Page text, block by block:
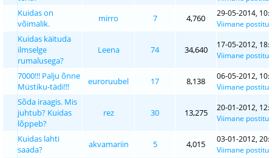
Kuidas on
võimalik.
mirro 7 4,760
29-05-2014,
Viimane postitus
Kuidas käituda
ilmselge
rumalusega?
Leena 74 34,640
17-05-2012,
Viimane postitus
7000!!! Palju õnne
Müstiku-tädi!!!
euroruubel 17 8,138
06-05-2012,
Viimane postitus
Sõda iraagis. Mis
juhtub? Kuidas
lõppeb?
rez 30 13,275
20-01-2012,
Viimane postitus
Kuidas lahti
saada?
akvamariin 5 4,015
03-01-2012,
Viimane postitus